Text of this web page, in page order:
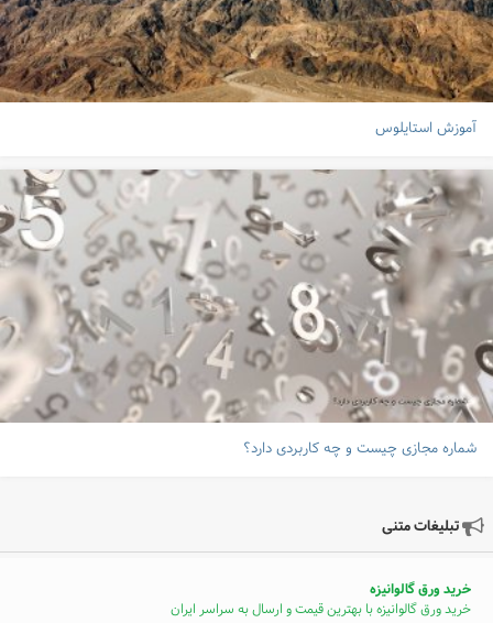
آموزش استایلوس
شماره مجازی چیست و چه کاربردی دارد؟
تبلیغات متنی
خرید ورق گالوانیزه
خرید ورق گالوانیزه با بهترین قیمت و ارسال به سراسر ایران